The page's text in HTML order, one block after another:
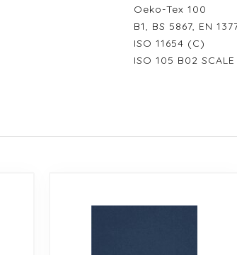
Oeko-Tex 100
B1, BS 5867, EN
ISO 11654 (C)
ISO 105 B02